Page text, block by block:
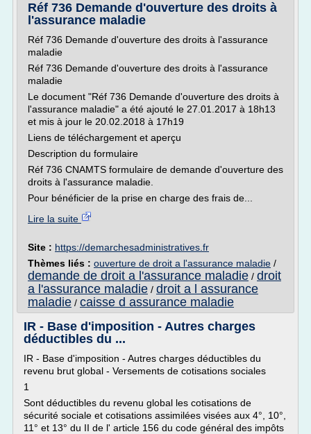
Réf 736 Demande d'ouverture des droits à
l'assurance maladie
Réf 736 Demande d'ouverture des droits à l'assurance
maladie
Réf 736 Demande d'ouverture des droits à l'assurance
maladie
Le document "Réf 736 Demande d'ouverture des droits à
l'assurance maladie" a été ajouté le 27.01.2017 à 18h13
et mis à jour le 20.02.2018 à 17h19
Liens de téléchargement et aperçu
Description du formulaire
Réf 736 CNAMTS formulaire de demande d'ouverture des
droits à l'assurance maladie.
Pour bénéficier de la prise en charge des frais de...
Lire la suite
Site : https://demarchesadministratives.fr
Thèmes liés : ouverture de droit a l'assurance maladie /
demande de droit a l'assurance maladie / droit
a l'assurance maladie / droit a l assurance
maladie / caisse d assurance maladie
IR - Base d'imposition - Autres charges
déductibles du ...
IR - Base d'imposition - Autres charges déductibles du
revenu brut global - Versements de cotisations sociales
1
Sont déductibles du revenu global les cotisations de
sécurité sociale et cotisations assimilées visées aux 4°, 10°,
11° et 13° du II de l' article 156 du code général des impôts